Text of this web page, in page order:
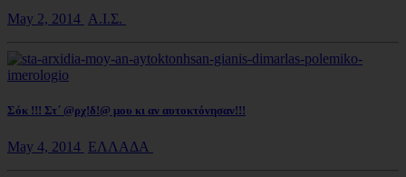
May 2, 2014 Α.Ι.Σ.
Σόκ !!! Στ΄ @ρχ!δ!@ μου κι αν αυτοκτόνησαν!!!
May 4, 2014 ΕΛΛΑΔΑ